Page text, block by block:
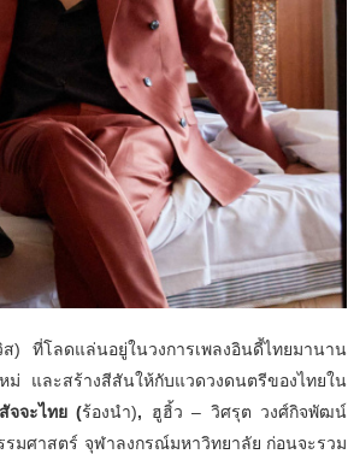
ส) ที่โลดแล่นอยู่ในวงการเพลงอินดี้ไทยมานาน
ม่ และสร้างสีสันให้กับแวดวงดนตรีของไทยใน
จะไทย (ร้องนำ), ฮูฮิ้ว – วิศรุต วงศ์กิจพัฒน์
มศาสตร์ จุฬาลงกรณ์มหาวิทยาลัย ก่อนจะรวม